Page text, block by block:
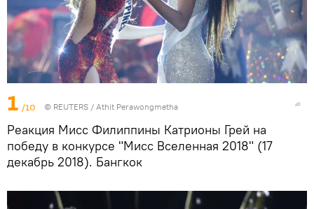
1 /10 © REUTERS / Athit Perawongmetha
Реакция Мисс Филиппины Катрионы Грей на
победу в конкурсе "Мисс Вселенная 2018" (17
декабрь 2018). Бангкок